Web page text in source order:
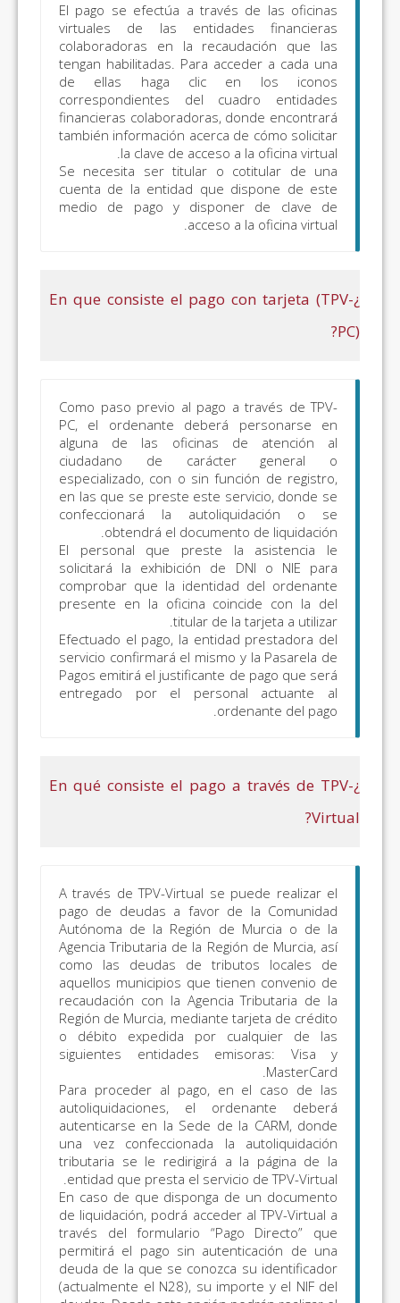
del Juego (modelos
043, 044, 045, 047,
141, 142); Impuesto
Regional sobre los
Premios del Bingo
(modelo 046);
Impuestos Medio
Ambientales
(modelos 050, 051,
060, 061, 070 y 071)
“Autoliquidaciones
Tributos
Autonómicos y
Cedidos: Tasa Fiscal
del Juego (modelos
043, 044, 045, 047,
141, 142); Impuesto
Regional sobre los
Premios del Bingo
(modelo 046);
Impuestos Medio
Ambientales
(modelos 050, 051,
060, 061, 070 y 071)
“Autoliquidaciones
Tributos
Autonómicos y
Cedidos: Tasa Fiscal
del Juego (modelos
043, 044, 045, 047,
141, 142); Impuesto
Regional sobre los
Premios del Bingo
Impuestos Medio
Ambientales
(modelos 050, 051,
060, 061, 070 y 071)
Todo lo incluido en
el apartado
“Autoliquidaciones
y liquidaciones
Todos los
conceptos
El pago se efectúa a
virtuales de las
colaboradoras en la
tengan habilitadas. Para
de ellas haga clic
correspondientes del
financieras colaboradoras,
también información acerca
la clave de acceso
Se necesita ser titular o
cuenta de la entidad que
medio de pago y
¿En que consiste el pago
Como paso previo al pago
PC, el ordenante deberá
alguna de las oficinas
ciudadano de
especializado, con o sin
en las que se preste este
confeccionará la
obtendrá el
El personal que preste
solicitará la exhibición de
comprobar que la
presente en la oficina
titular de
Efectuado el pago, la
servicio confirmará el mismo
Pagos emitirá el justificante
entregado por el
¿En qué consiste el pago
A través de TPV-Virtual se
pago de deudas a favor
Autónoma de la Región
Agencia Tributaria de la
como las deudas de
aquellos municipios que
recaudación con la
Región de Murcia, mediante
o débito expedida por
siguientes entidades
Para proceder al pago,
autoliquidaciones, el
autenticarse en la Sede de
una vez confeccionada la
tributaria se le redirigirá
entidad que presta el
En caso de que disponga
de liquidación, podrá
través del formulario
permitirá el pago sin
deuda de la que se
(actualmente el N28), su